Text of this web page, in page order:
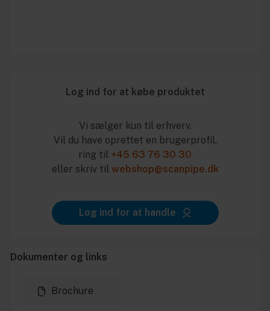
Log ind for at købe produktet
Vi sælger kun til erhverv.
Vil du have oprettet en brugerprofil,
ring til +45 63 76 30 30
eller skriv til webshop@scanpipe.dk
Log ind for at handle
Dokumenter og links
Brochure